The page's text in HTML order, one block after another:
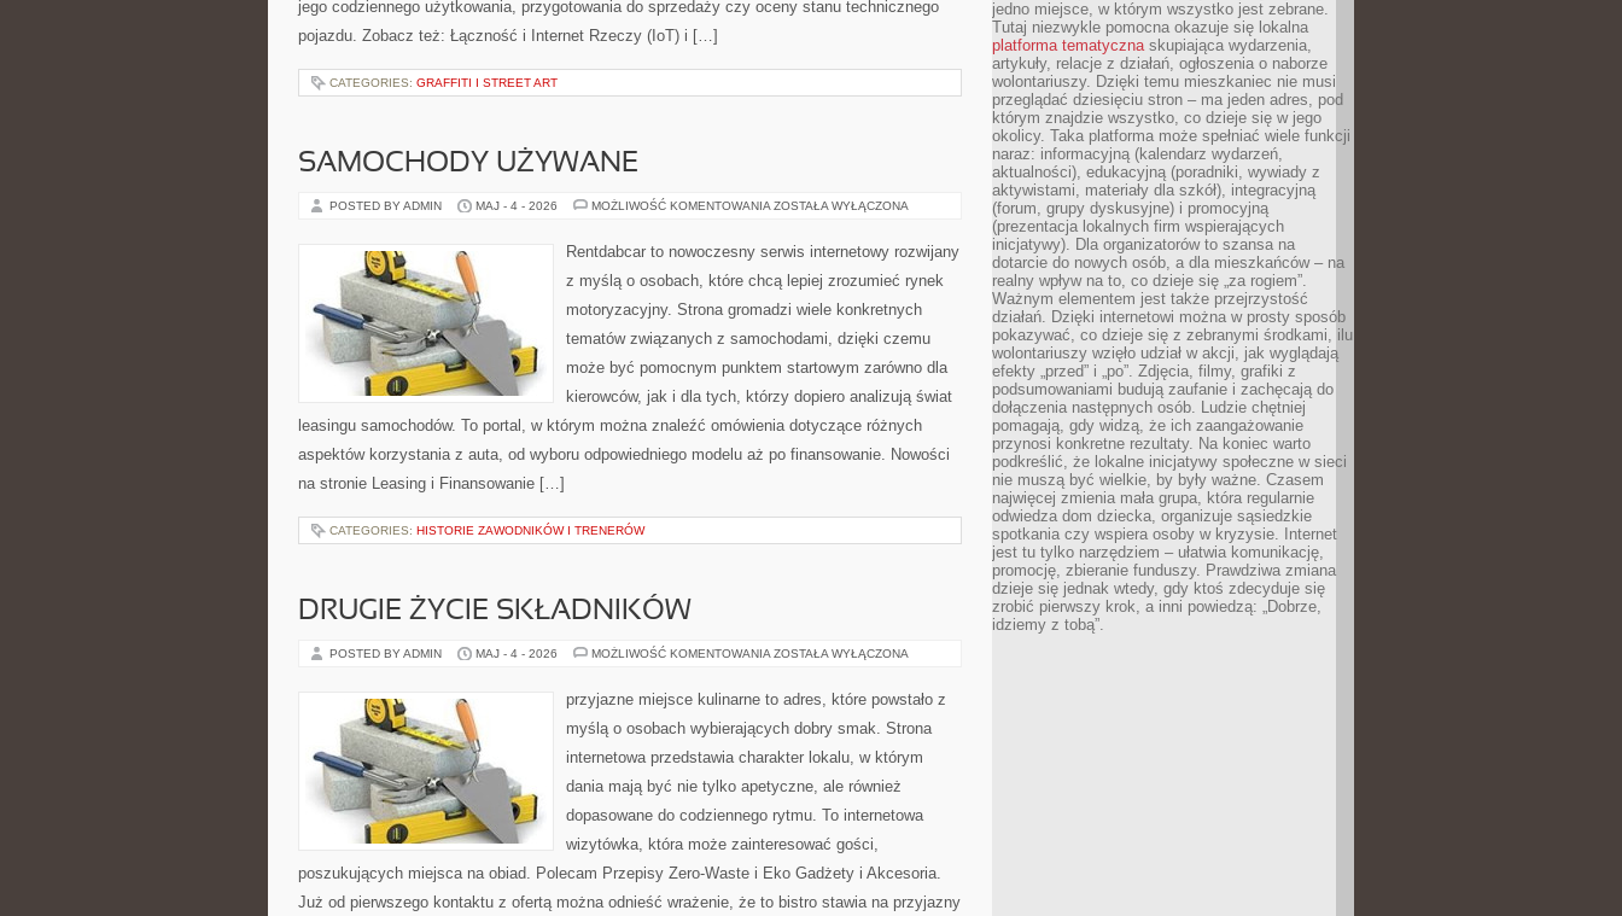
jego codziennego użytkowania, przygotowania do sprzedaży czy oceny stanu technicznego
pojazdu. Zobacz też: Łączność i Internet Rzeczy (IoT) i […]
CATEGORIES: GRAFFITI I STREET ART
SAMOCHODY UŻYWANE
POSTED BY ADMIN MAJ - 4 - 2026 MOŻLIWOŚĆ KOMENTOWANIA SAMOCHODY
ZOSTAŁA WYŁĄCZONA
Rentdabcar to nowoczesny serwis internetowy rozwijany
z myślą o osobach, które chcą lepiej zrozumieć rynek
motoryzacyjny. Strona gromadzi wiele konkretnych
tematów związanych z samochodami, dzięki czemu
może być pomocnym punktem startowym zarówno dla
kierowców, jak i dla tych, którzy dopiero analizują świat
leasingu samochodów. To portal, w którym można znaleźć omówienia dotyczące różnych
aspektów korzystania z auta, od wyboru odpowiedniego modelu aż po finansowanie. Nowości
na stronie Leasing i Finansowanie […]
CATEGORIES: HISTORIE ZAWODNIKÓW I TRENERÓW
DRUGIE ŻYCIE SKŁADNIKÓW
POSTED BY ADMIN MAJ - 4 - 2026 MOŻLIWOŚĆ KOMENTOWANIA DRUGIE
ZOSTAŁA WYŁĄCZONA
przyjazne miejsce kulinarne to adres, które powstało z
myślą o osobach wybierających dobry smak. Strona
internetowa przedstawia charakter lokalu, w którym
dania mają być nie tylko apetyczne, ale również
dopasowane do codziennego rytmu. To internetowa
wizytówka, która może zainteresować gości,
poszukujących miejsca na obiad. Polecam Przepisy Zero-Waste i Eko Gadżety i Akcesoria.
Już od pierwszego kontaktu z ofertą można odnieść wrażenie, że to bistro stawia na przyjazny
jedno miejsce, w którym wszystko jest zebrane.
Tutaj niezwykle pomocna okazuje się lokalna
platforma tematycznaskupiająca wydarzenia,
artykuły, relacje z działań, ogłoszenia o naborze
wolontariuszy. Dzięki temu mieszkaniec nie musi
przeglądać dziesięciu stron – ma jeden adres, pod
którym znajdzie wszystko, co dzieje się w jego
okolicy. Taka platforma może spełniać wiele funkcji
naraz: informacyjną (kalendarz wydarzeń,
aktualności), edukacyjną (poradniki, wywiady z
aktywistami, materiały dla szkół), integracyjną
(forum, grupy dyskusyjne) i promocyjną
(prezentacja lokalnych firm wspierających
inicjatywy). Dla organizatorów to szansa na
dotarcie do nowych osób, a dla mieszkańców – na
realny wpływ na to, co dzieje się „za rogiem”.
Ważnym elementem jest także przejrzystość
działań. Dzięki internetowi można w prosty sposób
pokazywać, co dzieje się z zebranymi środkami, ilu
wolontariuszy wzięło udział w akcji, jak wyglądają
efekty „przed” i „po”. Zdjęcia, filmy, grafiki z
podsumowaniami budują zaufanie i zachęcają do
dołączenia następnych osób. Ludzie chętniej
pomagają, gdy widzą, że ich zaangażowanie
przynosi konkretne rezultaty. Na koniec warto
podkreślić, że lokalne inicjatywy społeczne w sieci
nie muszą być wielkie, by były ważne. Czasem
najwięcej zmienia mała grupa, która regularnie
odwiedza dom dziecka, organizuje sąsiedzkie
spotkania czy wspiera osoby w kryzysie. Internet
jest tu tylko narzędziem – ułatwia komunikację,
promocję, zbieranie funduszy. Prawdziwa zmiana
dzieje się jednak wtedy, gdy ktoś zdecyduje się
zrobić pierwszy krok, a inni powiedzą: „Dobrze,
idziemy z tobą”.